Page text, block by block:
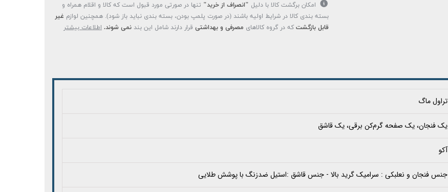
امکان برگشت کالا با دلیل "انصراف از خرید" تنها در صورتی مورد قبول است که کالا و اقلام همراه و
بسته بندی کالا در شرایط اولیه باشند (در صورت پلمپ بودن، بسته بندی نباید باز شود). همچنین لوازم غیر
قابل بازگشت که در گروه کالاهای مصرفی و بهداشتی قرار دارند شامل این بند نمی شوند. اطلاعات بیشتر
تراول ماگ
یک فنجان، یک صفحه گرم‌کن برقی، یک قاشق
آکو
جنس فنجان و نعلبکی : سرامیک گرید بالا - جنس قاشق :استیل ضدزنگ با پوشش طلایی